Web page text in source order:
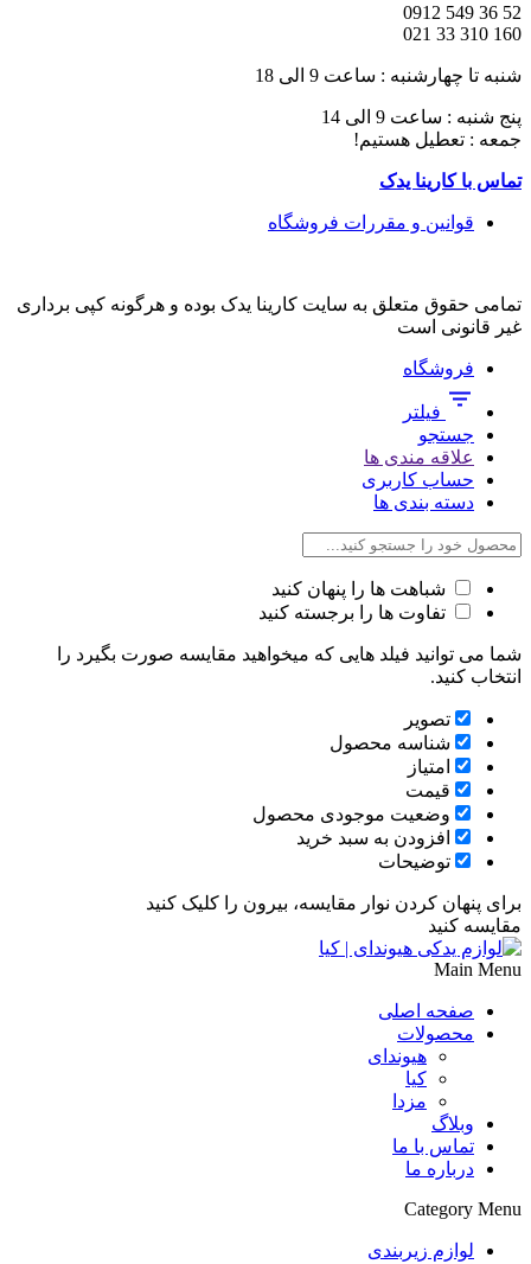
52 36 549 0912
160 310 33 021
شنبه تا چهارشنبه : ساعت 9 الی 18
پنج شنبه : ساعت 9 الی 14
جمعه : تعطیل هستیم!
تماس با کارینا یدک
قوانین و مقررات فروشگاه
تمامی حقوق متعلق به سایت کارینا یدک بوده و هرگونه کپی برداری
غیر قانونی است
فروشگاه
فیلتر
جستجو
علاقه مندی ها
حساب کاربری
دسته بندی ها
شباهت ها را پنهان کنید
تفاوت ها را برجسته کنید
شما می توانید فیلد هایی که میخواهید مقایسه صورت بگیرد را
انتخاب کنید.
تصویر
شناسه محصول
امتیاز
قیمت
وضعیت موجودی محصول
افزودن به سبد خرید
توضیحات
برای پنهان کردن نوار مقایسه، بیرون را کلیک کنید
مقایسه کنید
Main Menu
صفحه اصلی
محصولات
هیوندای
کیا
مزدا
وبلاگ
تماس با ما
درباره ما
Category Menu
لوازم زیربندی